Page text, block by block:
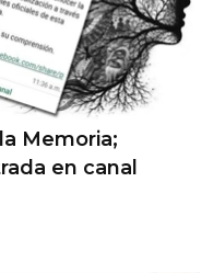
Memoria;
en canal